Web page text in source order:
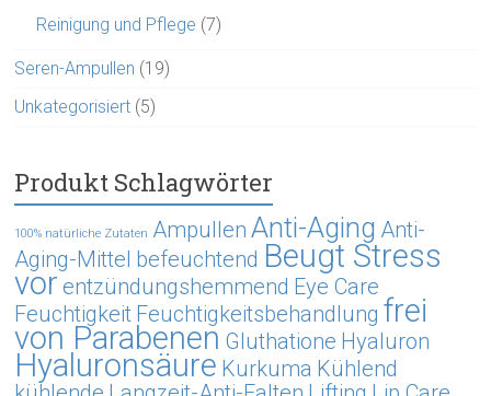
Reinigung und Pflege (7)
Seren-Ampullen (19)
Unkategorisiert (5)
Produkt Schlagwörter
100% natürliche Zutaten Ampullen Anti-Aging Anti-
Aging-Mittel befeuchtend Beugt Stress
vor entzündungshemmend Eye Care
Feuchtigkeit Feuchtigkeitsbehandlung frei
von Parabenen Gluthatione Hyaluron
Hyaluronsäure Kurkuma Kühlend